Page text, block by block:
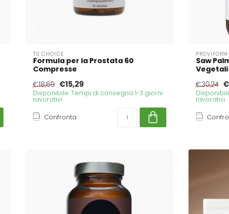
TS CHOICE
Formula per la Prostata 60
Compresse
€18,69 €15,29
Disponibile. Tempi di consegna 1-3 giorni
lavorativi
Confronta
PROVIFORM
Saw
Vegetali
€30,24
lavorativi